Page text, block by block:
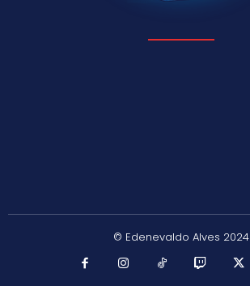
© Edenevaldo Alves 2024